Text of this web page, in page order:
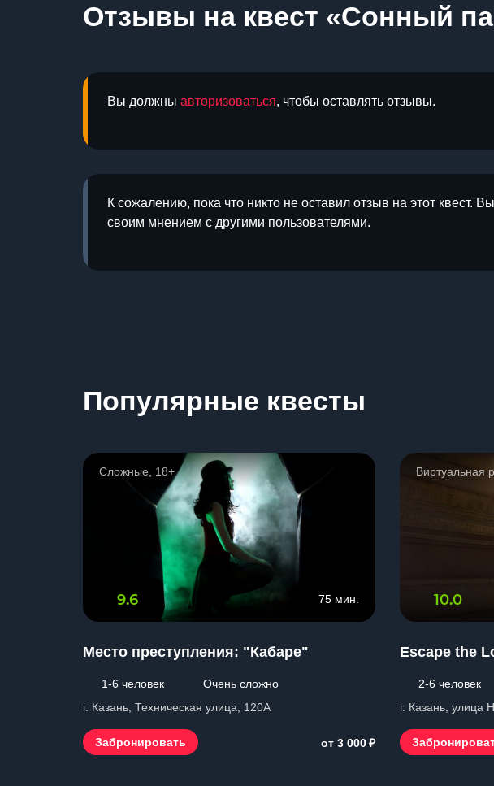
Отзывы на квест «Сонный
Вы должны авторизоваться, чтобы оставлять отзывы.
К сожалению, пока что никто не оставил отзыв на этот квест.
своим мнением с другими пользователями.
Популярные квесты
Сложные, 18+
9.6 75 мин.
Место преступления: "Кабаре"
1-6 человек
Очень сложно
г. Казань, Техническая улица, 120А
Забронировать от 3 000₽
Виртуальная
10.0
Escape the
2-6 человек
г. Казань, улица